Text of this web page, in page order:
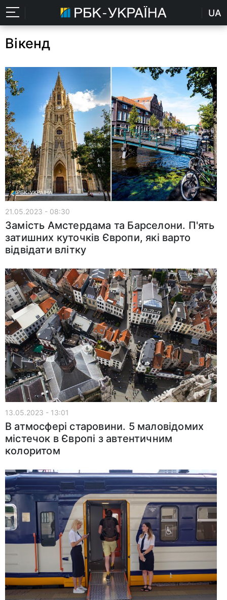
UA
Вікенд
21.05.2023 - 08:30
Замість Амстердама та Барселони. П'ять
затишних куточків Європи, які варто
відвідати влітку
13.05.2023 - 13:01
В атмосфері старовини. 5 маловідомих
містечок в Європі з автентичним
колоритом